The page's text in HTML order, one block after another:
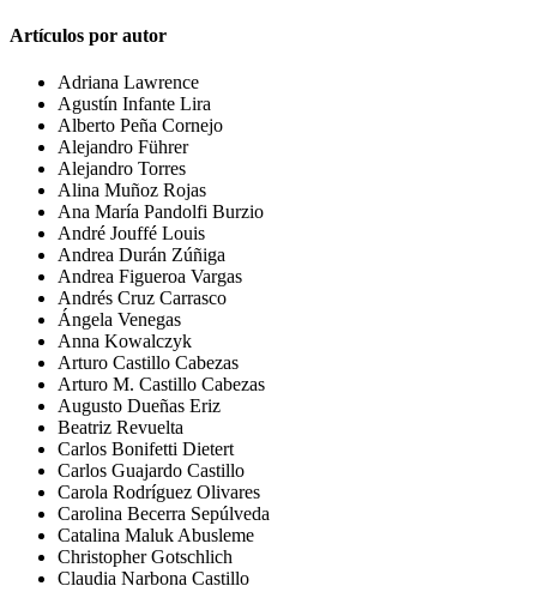
Artículos por autor
Adriana Lawrence
Agustín Infante Lira
Alberto Peña Cornejo
Alejandro Führer
Alejandro Torres
Alina Muñoz Rojas
Ana María Pandolfi Burzio
André Jouffé Louis
Andrea Durán Zúñiga
Andrea Figueroa Vargas
Andrés Cruz Carrasco
Ángela Venegas
Anna Kowalczyk
Arturo Castillo Cabezas
Arturo M. Castillo Cabezas
Augusto Dueñas Eriz
Beatriz Revuelta
Carlos Bonifetti Dietert
Carlos Guajardo Castillo
Carola Rodríguez Olivares
Carolina Becerra Sepúlveda
Catalina Maluk Abusleme
Christopher Gotschlich
Claudia Narbona Castillo